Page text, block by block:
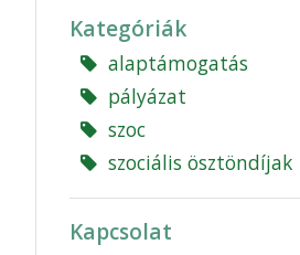
Kategóriák
alaptámogatás
pályázat
szoc
szociális ösztöndíjak
Kapcsolat